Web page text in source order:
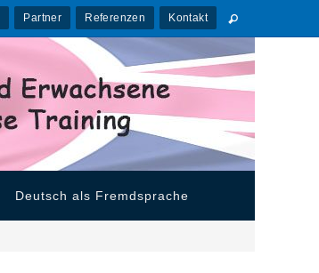
Partner Referenzen Kontakt
Deutsch als Fremdsprache